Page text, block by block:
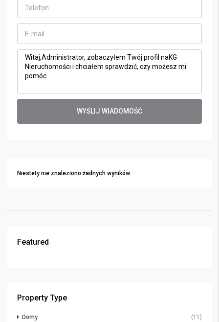
WYŚLIJ WIADOMOŚĆ
Niestety nie znaleziono żadnych wyników
Featured
Property Type
Domy
(11)